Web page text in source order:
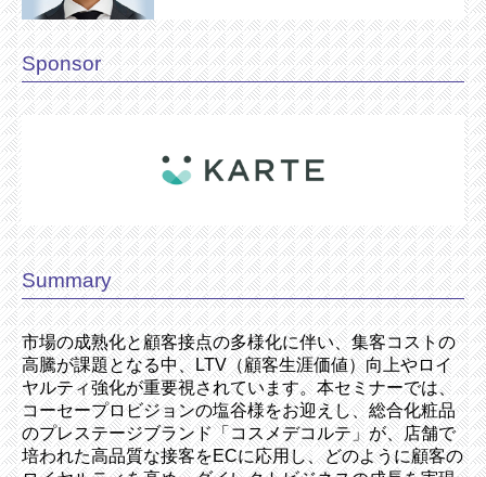
Sponsor
Summary
市場の成熟化と顧客接点の多様化に伴い、集客コストの
高騰が課題となる中、LTV（顧客生涯価値）向上やロイ
ヤルティ強化が重要視されています。本セミナーでは、
コーセープロビジョンの塩谷様をお迎えし、総合化粧品
のプレステージブランド「コスメデコルテ」が、店舗で
培われた高品質な接客をECに応用し、どのように顧客の